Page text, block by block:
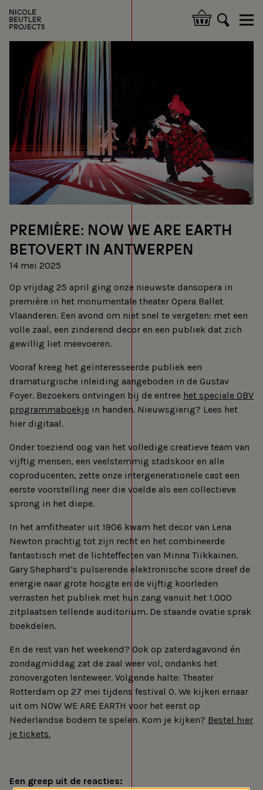
en
naar
de
Hoofdnavigatie
PREMIÈRE: NOW WE ARE EARTH
BETOVERT IN ANTWERPEN
14 mei 2025
Op vrijdag 25 april ging onze nieuwste dansopera in
première in het monumentale theater Opera Ballet
Vlaanderen. Een avond om niet snel te vergeten: met een
volle zaal, een zinderend decor en een publiek dat zich
gewillig liet meevoeren.
Vooraf kreeg het geïnteresseerde publiek een
dramaturgische inleiding aangeboden in de Gustav
Foyer. Bezoekers ontvingen bij de entree het speciale OBV
programmaboekje in handen. Nieuwsgierig? Lees het
hier digitaal.
Onder toeziend oog van het volledige creatieve team van
vijftig mensen, een veelstemmig stadskoor en alle
coproducenten, zette onze intergenerationele cast een
eerste voorstelling neer die voelde als een collectieve
sprong in het diepe.
In het amfitheater uit 1906 kwam het decor van Lena
Newton prachtig tot zijn recht en het combineerde
fantastisch met de lichteffecten van Minna Tiikkainen.
Gary Shephard’s pulserende elektronische score dreef de
energie naar grote hoogte en de vijftig koorleden
verrasten het publiek met hun zang vanuit het 1.000
zitplaatsen tellende auditorium. De staande ovatie sprak
boekdelen.
En de rest van het weekend? Ook op zaterdagavond én
zondagmiddag zat de zaal weer vol, ondanks het
zonovergoten lenteweer. Volgende halte: Theater
Rotterdam op 27 mei tijdens festival O. We kijken ernaar
uit om NOW WE ARE EARTH voor het eerst op
Nederlandse bodem te spelen. Kom je kijken? Bestel hier
je tickets.
Een greep uit de reacties: